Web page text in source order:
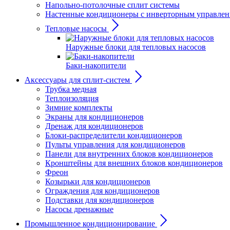
Напольно-потолочные сплит системы
Настенные кондиционеры с инверторным
Тепловые насосы
Наружные блоки для тепловых насосов
Баки-накопители
Аксессуары для сплит-систем
Трубка медная
Теплоизоляция
Зимние комплекты
Экраны для кондиционеров
Дренаж для кондиционеров
Блоки-распределители кондиционеров
Пульты управления для кондиционеров
Панели для внутренних блоков кондиционеров
Кронштейны для внешних блоков кондиционеров
Фреон
Козырьки для кондиционеров
Ограждения для кондиционеров
Подставки для кондиционеров
Насосы дренажные
Промышленное кондиционирование